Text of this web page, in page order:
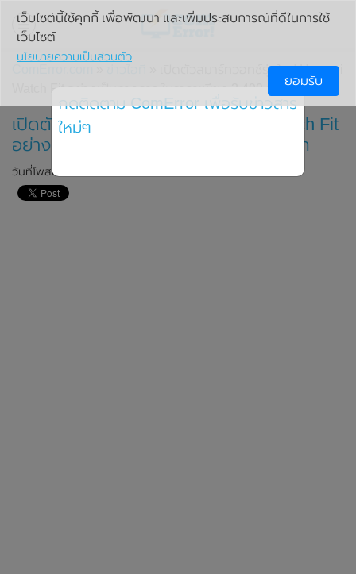
» เปิดตัวสมาร์ทวอทช์รุ่นใหม่ Huawei
Watch Fit อย่างเป็นทางการ ในราคาเพียง 3,499 บาท
เปิดตัวสมาร์ทวอทช์รุ่นใหม่ Huawei Watch Fit
อย่างเป็นทางการ ในราคาเพียง 3,499 บาท
วันที่โพสต์: 10 กันยายน 2020
เว็บไซต์นี้ใช้คุกกี้ เพื่อพัฒนา และเพิ่มประสบการณ์ที่ดีในการใช้
เว็บไซต์
นโยบายความเป็นส่วนตัว
ยอมรับ
กดติดตาม ComError เพื่อรับข่าวสาร
ใหม่ๆ